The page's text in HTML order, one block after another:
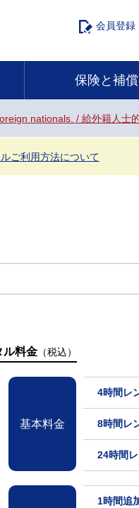
会員登録
保険と補償
nationals. / 給外籍人士
ご利用方法について
ル料金 （税込）
基本料金
4時間レ
8時間レ
24時間
1時間追